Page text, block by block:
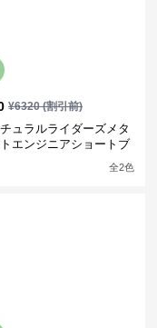
¥6320(割引前)
ュラルライダーズメタ
エンジニアショートブ
全2色